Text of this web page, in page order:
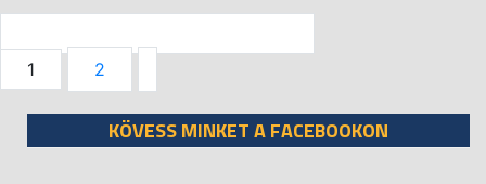
1 2
KÖVESS MINKET A FACEBOOKON